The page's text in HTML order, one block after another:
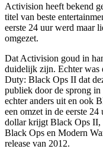
Activision heeft bekend
titel van beste
eerste 24 uur werd maar
omgezet.
Dat Activision goud in
duidelijk zijn. Echter was
Duty: Black Ops II dat
publiek door de sprong
echter anders uit en ook
een omzet in de eerste
dollar krijgt Black Ops II,
Black Ops en Modern
release van 2012.